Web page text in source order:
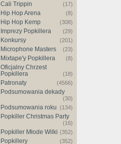
Cali Trippin (17)
Hip Hop Arena (8)
Hip Hop Kemp (308)
Imprezy Popkillera (29)
Konkursy (201)
Microphone Masters (23)
Mixtape'y Popkillera (8)
Oficjalny Chrzest
Popkillera
(18)
Patronaty (4566)
Podsumowania dekady
(30)
Podsumowania roku (134)
Popkiller Christmas Party
(16)
Popkiller Młode Wilki (352)
Popkillery (352)